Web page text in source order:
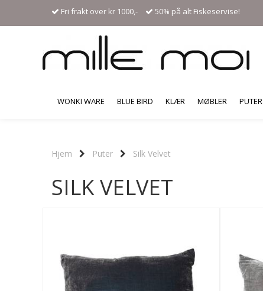
Fri frakt over kr 1000,- 50% på alt Fiskeservise!
WONKI WARE BLUE BIRD KLÆR MØBLER PUTER
Hjem Puter Silk Velvet
SILK VELVET